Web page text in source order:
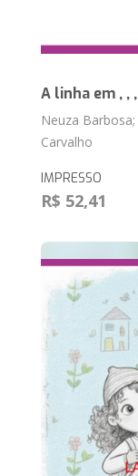
A linha em , ,
Neuza
Carvalho
IMPRESSO
R$ 52,41